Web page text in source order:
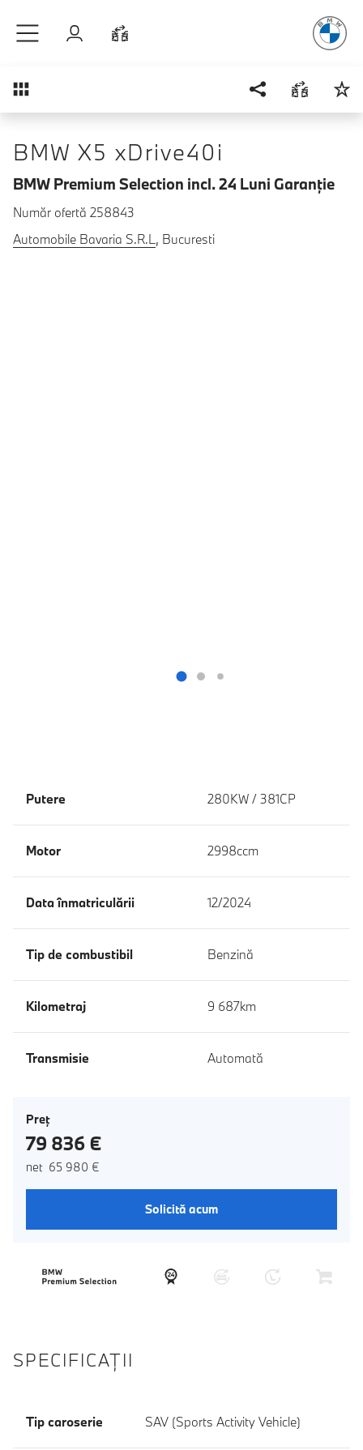
Autentificare
Prezentare generală
BMW X5 xDrive40i
BMW Premium Selection incl. 24 Luni Garanţie
Număr ofertă 258843
Automobile Bavaria S.R.L, Bucuresti
Putere 280KW / 381CP
Motor 2998ccm
Data înmatriculării 12/2024
Tip de combustibil Benzină
Kilometraj 9 687km
Transmisie Automată
Preţ
79 836 €
net 65 980 €
Solicită acum
SPECIFICAŢII
Tip caroserie SAV (Sports Activity Vehicle)